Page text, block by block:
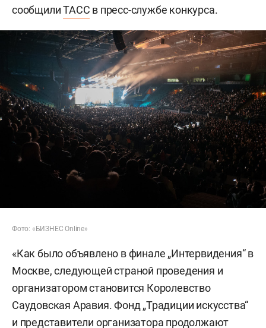
сообщилиТАСС в пресс-службе конкурса.
Фото: «БИЗНЕС Online»
«Как было объявлено в финале „Интервидения“ в
Москве, следующей страной проведения и
организатором становится Королевство
Саудовская Аравия. Фонд „Традиции искусства“
и представители организатора продолжают